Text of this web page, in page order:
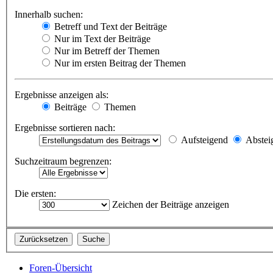
Innerhalb suchen:
Betreff und Text der Beiträge
Nur im Text der Beiträge
Nur im Betreff der Themen
Nur im ersten Beitrag der Themen
Ergebnisse anzeigen als:
Beiträge
Themen
Ergebnisse sortieren nach:
Aufsteigend
Suchzeitraum begrenzen:
Die ersten:
Zeichen der Beiträge anzeigen
Foren-Übersicht